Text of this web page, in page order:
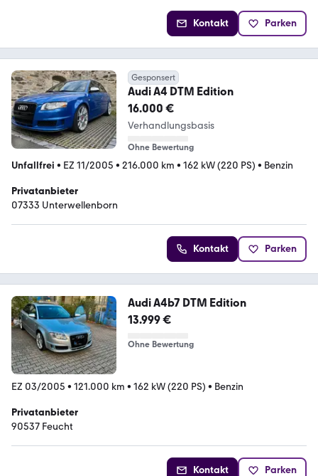
Kontakt Parken
Gesponsert
Audi A4 DTM Edition
16.000 €
Verhandlungsbasis
Ohne Bewertung
Unfallfrei • EZ 11/2005 • 216.000 km • 162 kW (220 PS) • Benzin
Privatanbieter
07333 Unterwellenborn
Kontakt Parken
Audi A4b7 DTM Edition
13.999 €
Ohne Bewertung
EZ 03/2005 • 121.000 km • 162 kW (220 PS) • Benzin
Privatanbieter
90537 Feucht
Kontakt Parken